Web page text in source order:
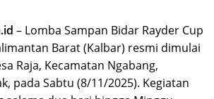
– Lomba Sampan Bidar Rayder Cup
Barat (Kalbar) resmi dimulai
Raja, Kecamatan Ngabang,
pada Sabtu (8/11/2025). Kegiatan